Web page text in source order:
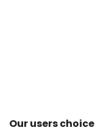
Our users choice